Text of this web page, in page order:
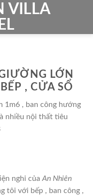
VILLA
LỚN
, CỬA SỔ
1m6 , ban công hướng
nhiều nội thất tiêu
nghi của An Nhiên
tôi với bếp , ban công ,